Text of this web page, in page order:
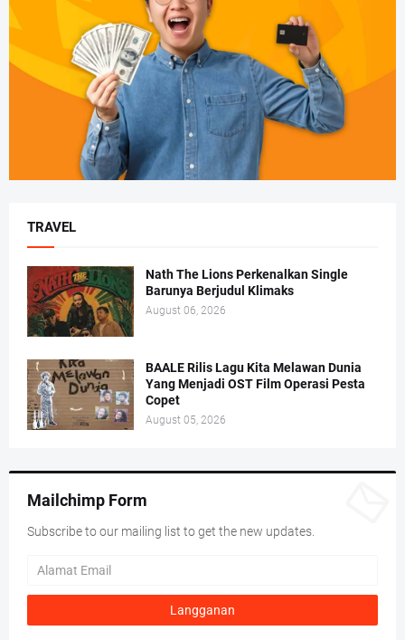
TRAVEL
Nath The Lions Perkenalkan Single
Barunya Berjudul Klimaks
August 06, 2026
BAALE Rilis Lagu Kita Melawan Dunia
Yang Menjadi OST Film Operasi Pesta
Copet
August 05, 2026
Mailchimp Form
Subscribe to our mailing list to get the new updates.